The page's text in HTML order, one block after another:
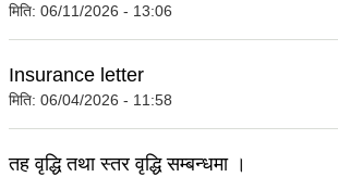
मिति: 06/11/2026 - 13:06
Insurance letter
मिति: 06/04/2026 - 11:58
तह वृद्धि तथा स्तर वृद्धि सम्बन्धमा ।